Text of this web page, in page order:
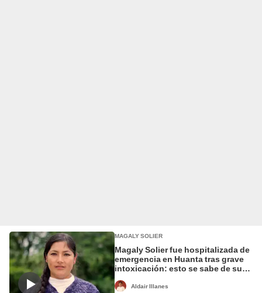
MAGALY SOLIER
Magaly Solier fue hospitalizada de
emergencia en Huanta tras grave
intoxicación: esto se sabe de su
Aldair Illanes